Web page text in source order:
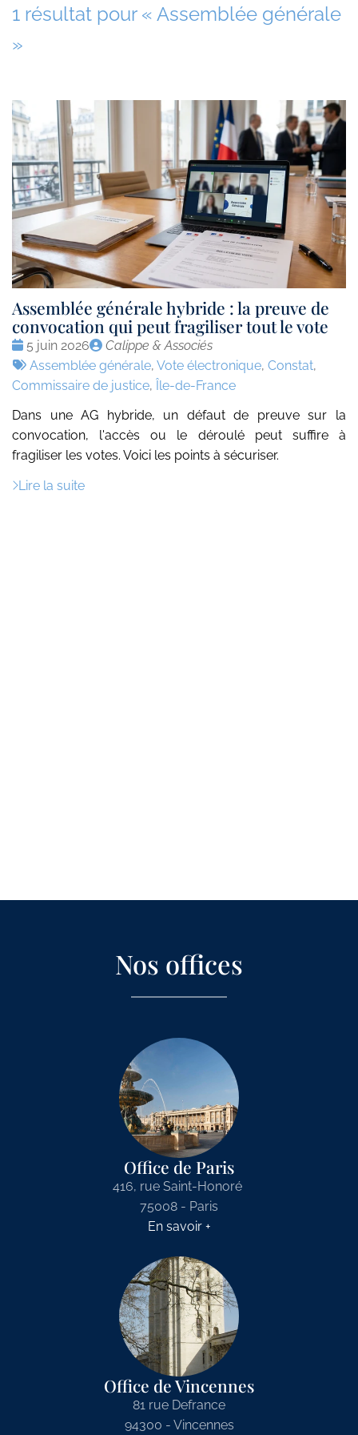
1 résultat pour « Assemblée générale
»
Assemblée générale hybride : la preuve de
convocation qui peut fragiliser tout le vote
Date
:
5 juin 2026
Publié
par
Calippe & Associés
Tags
:
Assemblée générale, Vote électronique, Constat,
Commissaire de justice, Île-de-France
Dans une AG hybride, un défaut de preuve sur la
convocation, l'accès ou le déroulé peut suffire à
fragiliser les votes. Voici les points à sécuriser.
Lire la suite
Nos offices
Office de Paris
416, rue Saint-Honoré
75008 - Paris
En savoir +
Office de Vincennes
81 rue Defrance
94300 - Vincennes